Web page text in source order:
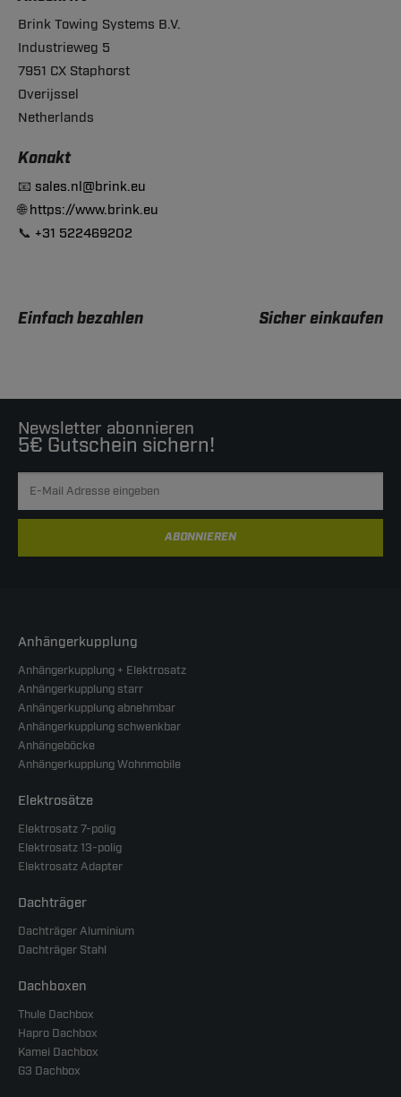
Brink Towing Systems B.V.
Industrieweg 5
7951 CX Staphorst
Overijssel
Netherlands
Konakt
📧 sales.nl@brink.eu
🌐https://www.brink.eu
📞 +31 522469202
Einfach bezahlen Sicher einkaufen
Newsletter abonnieren
5€ Gutschein sichern!
ABONNIEREN
Anhängerkupplung
Anhängerkupplung + Elektrosatz
Anhängerkupplung starr
Anhängerkupplung abnehmbar
Anhängerkupplung schwenkbar
Anhängeböcke
Anhängerkupplung Wohnmobile
Elektrosätze
Elektrosatz 7-polig
Elektrosatz 13-polig
Elektrosatz Adapter
Dachträger
Dachträger Aluminium
Dachträger Stahl
Dachboxen
Thule Dachbox
Hapro Dachbox
Kamei Dachbox
G3 Dachbox